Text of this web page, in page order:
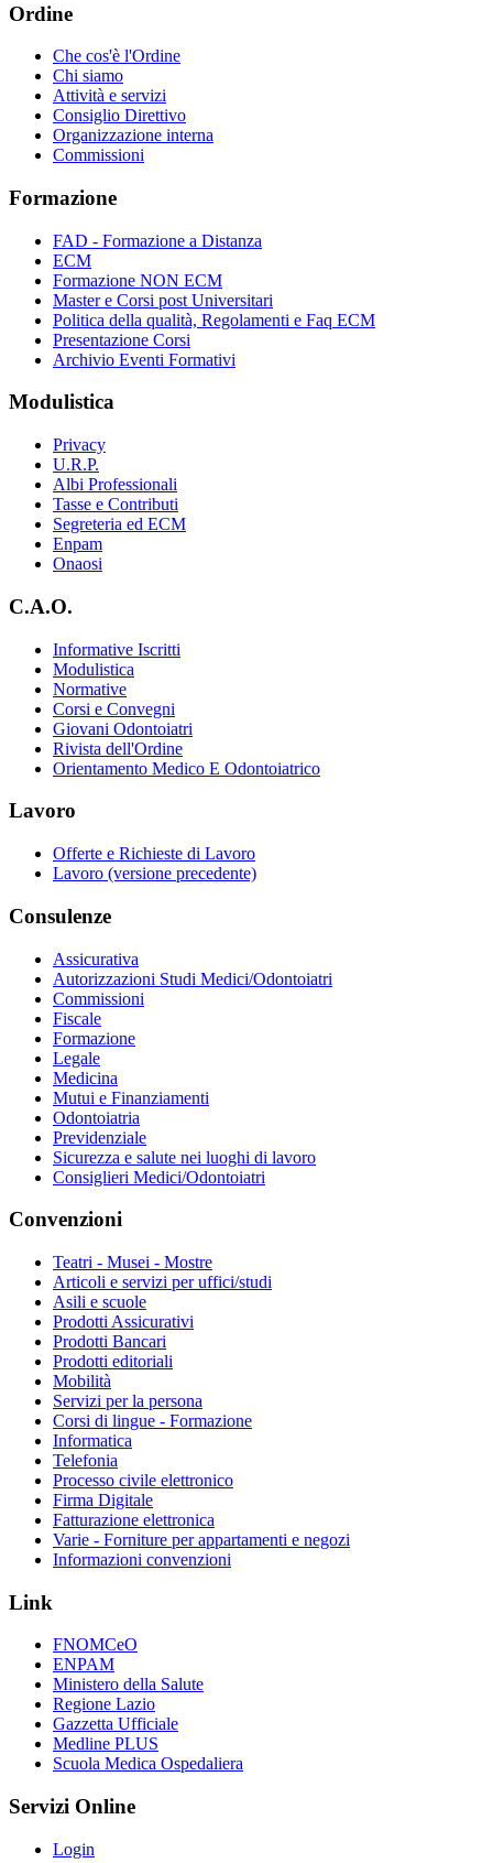
Ordine
Che cos'è l'Ordine
Chi siamo
Attività e servizi
Consiglio Direttivo
Organizzazione interna
Commissioni
Formazione
FAD - Formazione a Distanza
ECM
Formazione NON ECM
Master e Corsi post Universitari
Politica della qualità, Regolamenti e Faq ECM
Presentazione Corsi
Archivio Eventi Formativi
Modulistica
Privacy
U.R.P.
Albi Professionali
Tasse e Contributi
Segreteria ed ECM
Enpam
Onaosi
C.A.O.
Informative Iscritti
Modulistica
Normative
Corsi e Convegni
Giovani Odontoiatri
Rivista dell'Ordine
Orientamento Medico E Odontoiatrico
Lavoro
Offerte e Richieste di Lavoro
Lavoro (versione precedente)
Consulenze
Assicurativa
Autorizzazioni Studi Medici/Odontoiatri
Commissioni
Fiscale
Formazione
Legale
Medicina
Mutui e Finanziamenti
Odontoiatria
Previdenziale
Sicurezza e salute nei luoghi di lavoro
Consiglieri Medici/Odontoiatri
Convenzioni
Teatri - Musei - Mostre
Articoli e servizi per uffici/studi
Asili e scuole
Prodotti Assicurativi
Prodotti Bancari
Prodotti editoriali
Mobilità
Servizi per la persona
Corsi di lingue - Formazione
Informatica
Telefonia
Processo civile elettronico
Firma Digitale
Fatturazione elettronica
Varie - Forniture per appartamenti e negozi
Informazioni convenzioni
Link
FNOMCeO
ENPAM
Ministero della Salute
Regione Lazio
Gazzetta Ufficiale
Medline PLUS
Scuola Medica Ospedaliera
Servizi Online
Login